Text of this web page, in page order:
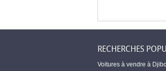
RECHERCHES
Voitures à vendre à